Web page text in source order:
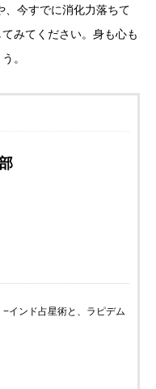
、今すでに消化力落ちて
みてください。身も心も
。
−インド占星術と、ラピデム